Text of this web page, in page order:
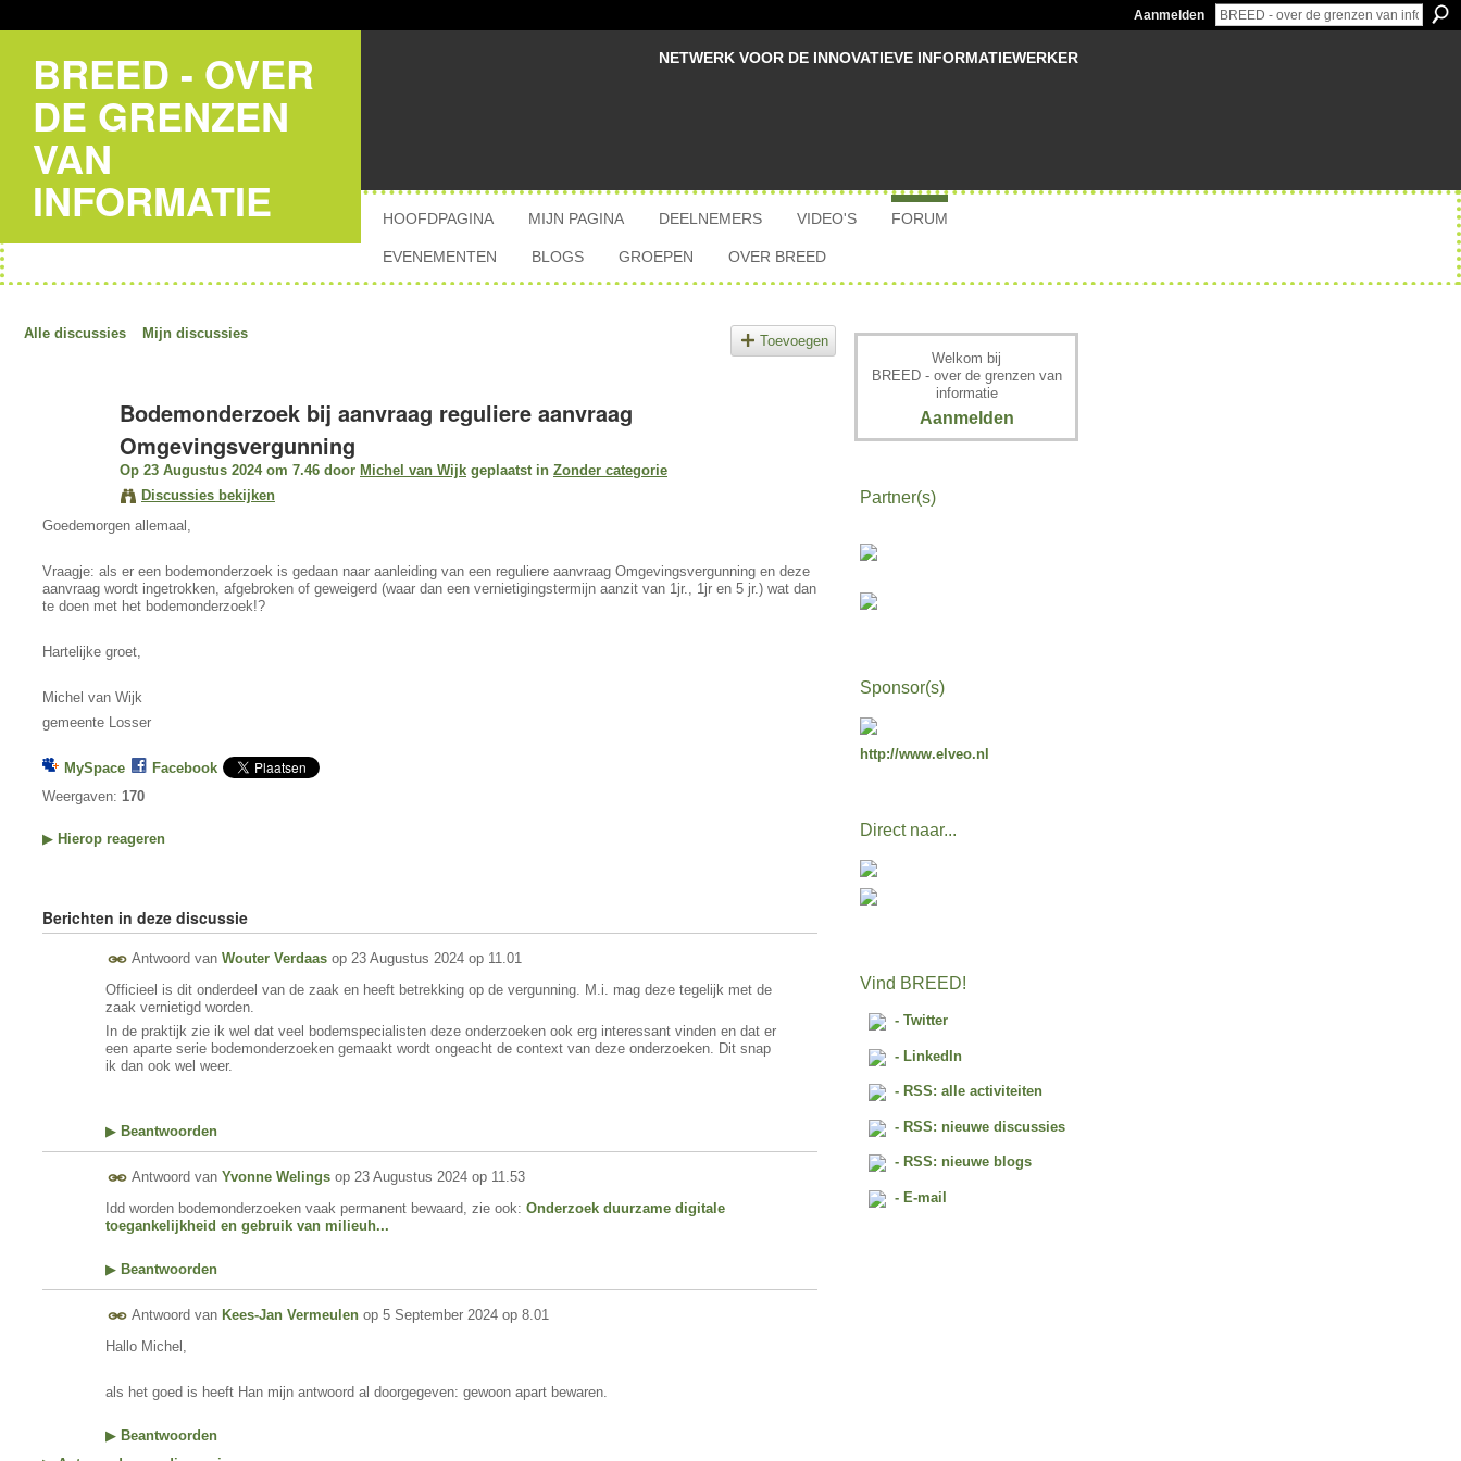
Aanmelden
BREED - OVER
DE GRENZEN
VAN
INFORMATIE
NETWERK VOOR DE INNOVATIEVE INFORMATIEWERKER
HOOFDPAGINA MIJN PAGINA DEELNEMERS VIDEO'S FORUM
EVENEMENTEN BLOGS GROEPEN OVER BREED
Alle discussies Mijn discussies Toevoegen
Bodemonderzoek bij aanvraag reguliere aanvraag
Omgevingsvergunning
Op 23 Augustus 2024 om 7.46 door Michel van Wijk geplaatst in Zonder categorie
Discussies bekijken
Goedemorgen allemaal,
Vraagje: als er een bodemonderzoek is gedaan naar aanleiding van een reguliere aanvraag Omgevingsvergunning en deze
aanvraag wordt ingetrokken, afgebroken of geweigerd (waar dan een vernietigingstermijn aanzit van 1jr., 1jr en 5 jr.) wat dan
te doen met het bodemonderzoek!?
Hartelijke groet,
Michel van Wijk
gemeente Losser
MySpace
Facebook
Weergaven: 170
▶ Hierop reageren
Berichten in deze discussie
Antwoord van Wouter Verdaas op 23 Augustus 2024 op 11.01
Officieel is dit onderdeel van de zaak en heeft betrekking op de vergunning. M.i. mag deze tegelijk met de
zaak vernietigd worden.
In de praktijk zie ik wel dat veel bodemspecialisten deze onderzoeken ook erg interessant vinden en dat er
een aparte serie bodemonderzoeken gemaakt wordt ongeacht de context van deze onderzoeken. Dit snap
ik dan ook wel weer.
▶ Beantwoorden
Antwoord van Yvonne Welings op 23 Augustus 2024 op 11.53
Idd worden bodemonderzoeken vaak permanent bewaard, zie ook: Onderzoek duurzame digitale
toegankelijkheid en gebruik van milieuh...
▶ Beantwoorden
Antwoord van Kees-Jan Vermeulen op 5 September 2024 op 8.01
Hallo Michel,
als het goed is heeft Han mijn antwoord al doorgegeven: gewoon apart bewaren.
▶ Beantwoorden
Welkom bij
BREED - over de grenzen van
informatie
Aanmelden
Partner(s)
Sponsor(s)
http://www.elveo.nl
Direct naar...
Vind BREED!
- Twitter
- LinkedIn
- RSS: alle activiteiten
- RSS: nieuwe discussies
- RSS: nieuwe blogs
- E-mail